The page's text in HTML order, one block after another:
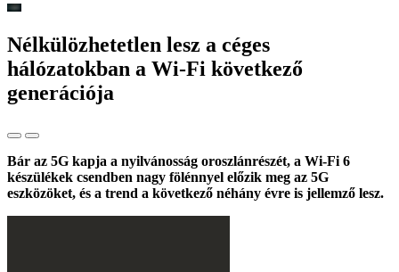
Nélkülözhetetlen lesz a céges
hálózatokban a Wi-Fi következő
generációja
Bár az 5G kapja a nyilvánosság oroszlánrészét, a Wi-Fi 6
készülékek csendben nagy fölénnyel előzik meg az 5G
eszközöket, és a trend a következő néhány évre is jellemző lesz.